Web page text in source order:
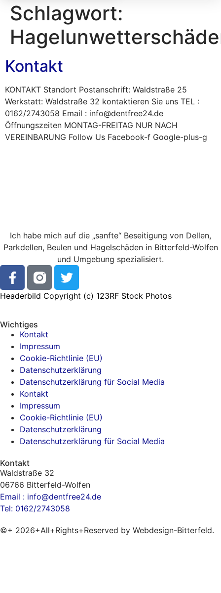
Schlagwort:
Kontakt
KONTAKT Standort Postanschrift: Waldstraße 25
Werkstatt: Waldstraße 32 kontaktieren Sie uns TEL :
0162/2743058 Email : info@dentfree24.de
Öffnungszeiten MONTAG-FREITAG NUR NACH
VEREINBARUNG Follow Us Facebook-f Google-plus-g
Ich habe mich auf die „sanfte“ Beseitigung von Dellen,
Parkdellen, Beulen und Hagelschäden in Bitterfeld-Wolfen
und Umgebung spezialisiert.
Headerbild Copyright (c) 123RF Stock Photos
Wichtiges
Kontakt
Impressum
Cookie-Richtlinie (EU)
Datenschutzerklärung
Datenschutzerklärung für Social Media
Kontakt
Impressum
Cookie-Richtlinie (EU)
Datenschutzerklärung
Datenschutzerklärung für Social Media
Kontakt
Waldstraße 32
06766 Bitterfeld-Wolfen
Email : info@dentfree24.de
Tel: 0162/2743058
©+ 2026+All+Rights+Reserved by Webdesign-Bitterfeld.